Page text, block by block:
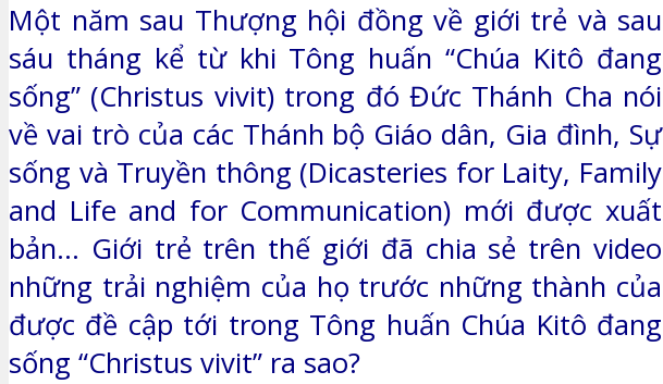
Một năm sau Thượng hội đồng về giới trẻ và sau
sáu tháng kể từ khi Tông huấn “Chúa Kitô đang
sống” (Christus vivit) trong đó Đức Thánh Cha nói
về vai trò của các Thánh bộ Giáo dân, Gia đình, Sự
sống và Truyền thông (Dicasteries for Laity, Family
and Life and for Communication) mới được xuất
bản… Giới trẻ trên thế giới đã chia sẻ trên video
những trải nghiệm của họ trước những thành của
được đề cập tới trong Tông huấn Chúa Kitô đang
sống “Christus vivit” ra sao?